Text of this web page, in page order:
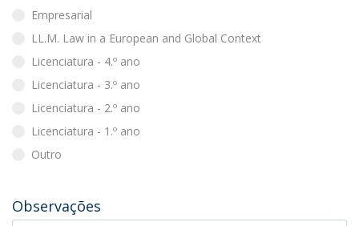
Empresarial
LL.M. Law in a European and Global Context
Licenciatura - 4.º ano
Licenciatura - 3.º ano
Licenciatura - 2.º ano
Licenciatura - 1.º ano
Outro
Observações